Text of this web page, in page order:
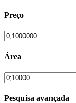
Preço
Área
Pesquisa avançada